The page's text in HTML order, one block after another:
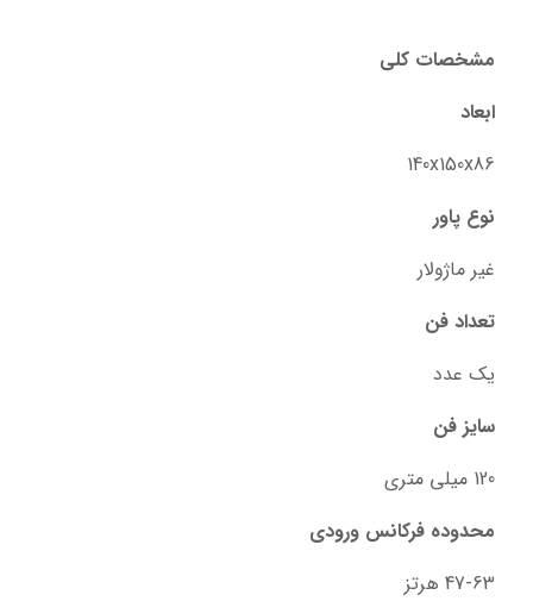
مشخصات کلی
ابعاد
140x150x86
نوع پاور
غیر ماژولار
تعداد فن
یک عدد
سایز فن
120 میلی متری
محدوده فرکانس ورودی
47-63 هرتز